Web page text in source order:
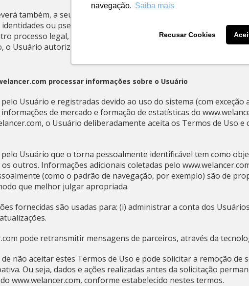
navegação. Saiba mais
Recusar Cookies
também, a seu critério, examinar as informações
ou pseudônimos para fins legais e/ou de segurança.
processo legal, a divulgar alguma informação pessoal do
o Usuário autoriza o www.welancer.com a divulgar estas
processar informações sobre o Usuário
Usuário e registradas devido ao uso do sistema (com
de mercado e formação de estatísticas do
o Usuário deliberadamente aceita os Termos de Uso
Usuário que o torna pessoalmente identificável tem como
outros. Informações adicionais coletadas pelo
(como o padrão de navegação, por exemplo) são de
que melhor julgar apropriada.
fornecidas são usadas para: (i) administrar a conta dos
pode retransmitir mensagens de parceiros, através da
não aceitar estes Termos de Uso e pode solicitar a remoção
Ou seja, dados e ações realizadas antes da solicitação
www.welancer.com, conforme estabelecido nestes termos.